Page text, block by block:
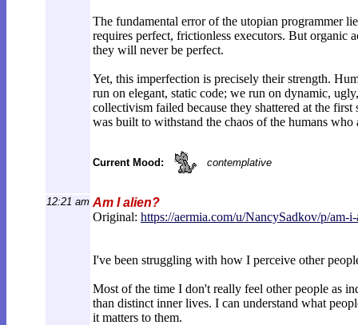
The fundamental error of the utopian programmer
requires perfect, frictionless executors. But organic
they will never be perfect.
Yet, this imperfection is precisely their strength.
run on elegant, static code; we run on dynamic,
collectivism failed because they shattered at the
was built to withstand the chaos of the humans
Current Mood: contemplative
12:21 am Am I alien?
Original: https://aermia.com/u/NancySadkov/p/am-
I've been struggling with how I perceive other
Most of the time I don't really feel other people as
than distinct inner lives. I can understand what
it matters to them.